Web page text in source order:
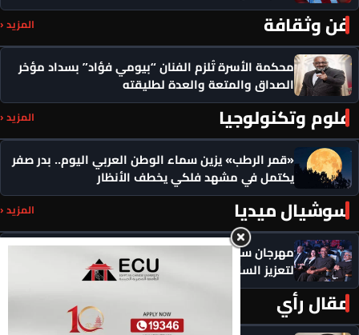
فن وثقافة المزيد ‹
محكمة الأسرة تُلزم الفنان “بيومي فؤاد” بسداد مؤخر
الصداق والمتعة والعدة لطليقته
علوم وتكنولوجيا المزيد ‹
«قمر الرطب» يزين سماء الوطن العربي اليوم.. بدر صفر
يكتمل في مشهد فلكي يخطف الأنظار
سوشيال ميديا المزيد ‹
مهرجان سيمفوني للفنون يكرم رموزاً مؤثرة ويدعو
لتعزيز السلام
مقال رأي